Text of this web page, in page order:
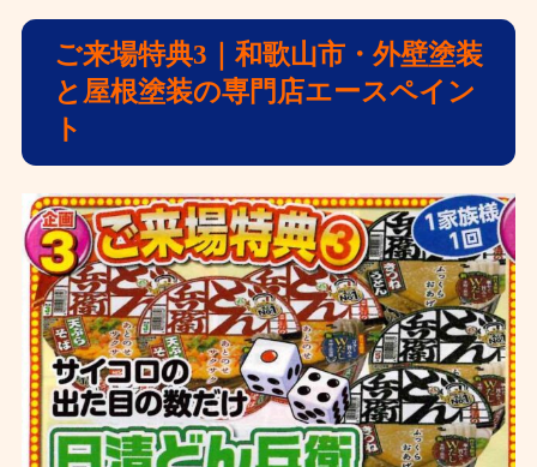
ご来場特典3｜和歌山市・外壁塗装
と屋根塗装の専門店エースペイン
ト